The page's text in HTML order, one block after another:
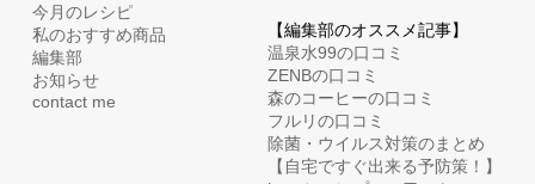
今月のレシピ
私のおすすめ商品
編集部
お知らせ
contact me
【編集部のオススメ記事】
温泉水99の口コミ
ZENBの口コミ
森のコーヒーの口コミ
フルリの口コミ
除菌・ウイルス対策のまとめ
【自宅ですぐ出来る予防策！】